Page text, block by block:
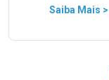
Saiba Mais >